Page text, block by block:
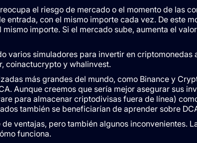
el riesgo de mercado o el momento de las
entrada, con el mismo importe cada vez. De este
importe. Si el mercado sube, aumenta el
varios simuladores para invertir en criptomonedas
coinactucrypto y whalinvest.
más grandes del mundo, como Binance y
Aunque creemos que sería mejor asegurar sus
para almacenar criptodivisas fuera de línea)
también se beneficiarían de aprender sobre
ventajas, pero también algunos inconvenientes.
funciona.